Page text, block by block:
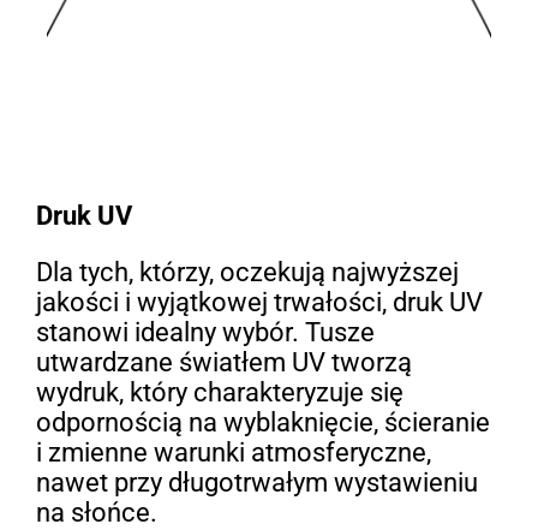
Druk UV
Dla tych, którzy, oczekują najwyższej
jakości i wyjątkowej trwałości, druk UV
stanowi idealny wybór. Tusze
utwardzane światłem UV tworzą
wydruk, który charakteryzuje się
odpornością na wyblaknięcie, ścieranie
i zmienne warunki atmosferyczne,
nawet przy długotrwałym wystawieniu
na słońce.